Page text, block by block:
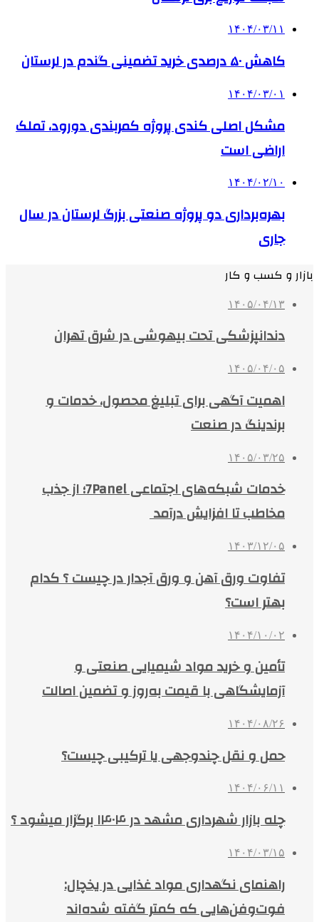
۱۴۰۴/۰۳/۱۱
کاهش ۵۰ درصدی خرید تضمینی گندم در لرستان
۱۴۰۴/۰۳/۰۱
مشکل اصلی کندی پروژه کمربندی دورود، تملک
اراضی است
۱۴۰۴/۰۲/۱۰
بهره‌برداری دو پروژه صنعتی بزرگ لرستان در سال
جاری
بازار و کسب و کار
۱۴۰۵/۰۴/۱۳
دندانپزشکی تحت بیهوشی در شرق تهران
۱۴۰۵/۰۴/۰۵
اهمیت آگهی برای تبلیغ محصول، خدمات و
برندینگ در صنعت
۱۴۰۵/۰۳/۲۵
خدمات شبکه‌های اجتماعی 7Panel؛ از جذب
مخاطب تا افزایش درآمد
۱۴۰۳/۱۲/۰۵
تفاوت ورق آهن و ورق آجدار در چیست ؟ کدام
بهتر است؟
۱۴۰۴/۱۰/۰۲
تأمین و خرید مواد شیمیایی صنعتی و
آزمایشگاهی با قیمت به‌روز و تضمین اصالت
۱۴۰۴/۰۸/۲۶
حمل و نقل چندوجهی یا ترکیبی چیست؟
۱۴۰۴/۰۶/۱۱
چله بازار شهرداری مشهد در ۱۴۰۴ برگزار میشود ؟
۱۴۰۴/۰۳/۱۵
راهنمای نگهداری مواد غذایی در یخچال:
فوت‌وفن‌هایی که کمتر گفته شده‌اند